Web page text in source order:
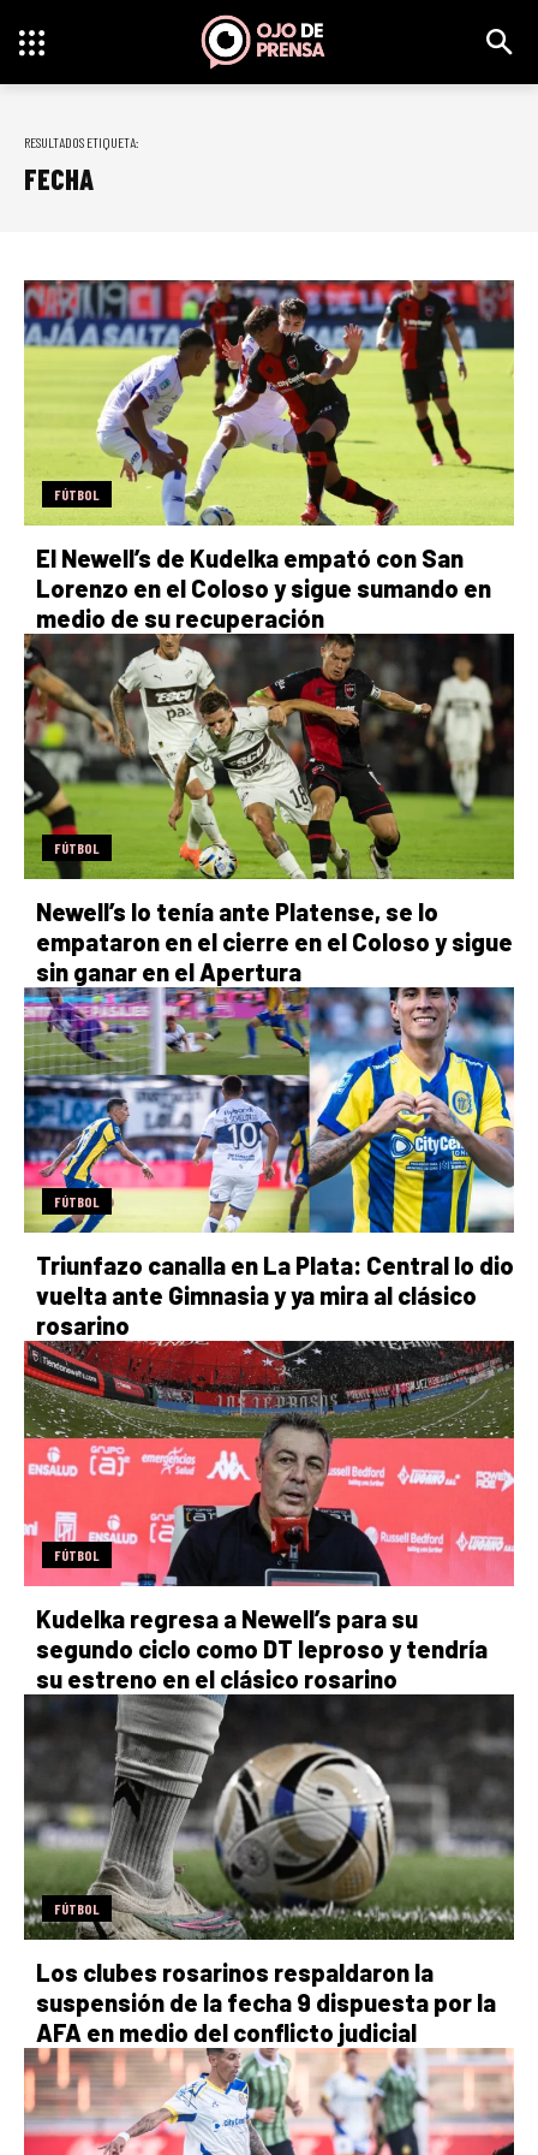
RESULTADOS ETIQUETA:
FECHA
FÚTBOL
El Newell’s de Kudelka empató con San
Lorenzo en el Coloso y sigue sumando en
medio de su recuperación
FÚTBOL
Newell’s lo tenía ante Platense, se lo
empataron en el cierre en el Coloso y sigue
sin ganar en el Apertura
FÚTBOL
Triunfazo canalla en La Plata: Central lo dio
vuelta ante Gimnasia y ya mira al clásico
rosarino
FÚTBOL
Kudelka regresa a Newell’s para su
segundo ciclo como DT leproso y tendría
su estreno en el clásico rosarino
FÚTBOL
Los clubes rosarinos respaldaron la
suspensión de la fecha 9 dispuesta por la
AFA en medio del conflicto judicial